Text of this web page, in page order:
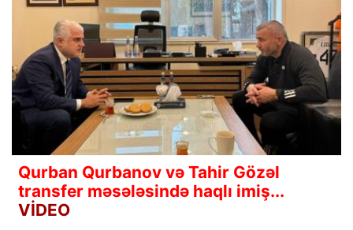
Qurban Qurbanov və Tahir Gözəl
transfer məsələsində haqlı imiş...
VİDEO